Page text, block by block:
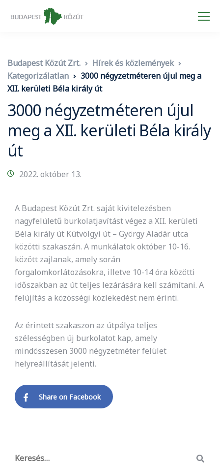
Budapest Közút Zrt.
Hírek és közlemények
Kategorizálatlan
3000 négyzetméteren újul meg a
XII. kerületi Béla király út
3000 négyzetméteren újul
meg a XII. kerületi Béla király
út
2022. október 13.
A Budapest Közút Zrt. saját kivitelezésben
nagyfelületű burkolatjavítást végez a XII. kerületi
Béla király út Kútvölgyi út – György Aladár utca
közötti szakaszán. A munkálatok október 10-16.
között zajlanak, amely során
forgalomkorlátozásokra, illetve 10-14 óra közötti
időszakban az út teljes lezárására kell számítani. A
felújítás a közösségi közlekedést nem érinti.
Az érintett szakaszon az útpálya teljes
szélességben új burkolatot kap, amely
mindösszesen 3000 négyzetméter felület
helyreállítását jelenti.
Share on Facebook